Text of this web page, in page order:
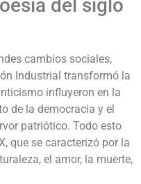
del siglo
cambios sociales,
Industrial transformó la
influyeron en la
de la democracia y el
patriótico. Todo esto
que se caracterizó por la
el amor, la muerte,